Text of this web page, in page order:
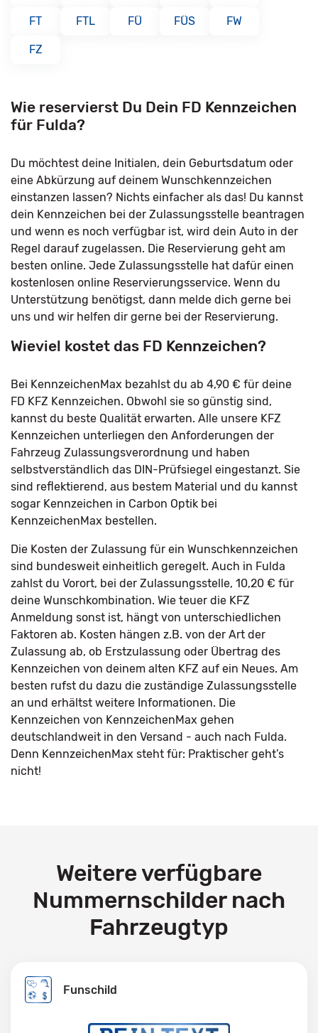
FT FTL FÜ FÜS FW
FZ
Wie reservierst Du Dein FD Kennzeichen
für Fulda?
Du möchtest deine Initialen, dein Geburtsdatum oder
eine Abkürzung auf deinem Wunschkennzeichen
einstanzen lassen? Nichts einfacher als das! Du kannst
dein Kennzeichen bei der Zulassungsstelle beantragen
und wenn es noch verfügbar ist, wird dein Auto in der
Regel darauf zugelassen. Die Reservierung geht am
besten online. Jede Zulassungsstelle hat dafür einen
kostenlosen online Reservierungsservice. Wenn du
Unterstützung benötigst, dann melde dich gerne bei
uns und wir helfen dir gerne bei der Reservierung.
Wieviel kostet das FD Kennzeichen?
Bei KennzeichenMax bezahlst du ab 4,90 € für deine
FD KFZ Kennzeichen. Obwohl sie so günstig sind,
kannst du beste Qualität erwarten. Alle unsere KFZ
Kennzeichen unterliegen den Anforderungen der
Fahrzeug Zulassungsverordnung und haben
selbstverständlich das DIN-Prüfsiegel eingestanzt. Sie
sind reflektierend, aus bestem Material und du kannst
sogar Kennzeichen in Carbon Optik bei
KennzeichenMax bestellen.
Die Kosten der Zulassung für ein Wunschkennzeichen
sind bundesweit einheitlich geregelt. Auch in Fulda
zahlst du Vorort, bei der Zulassungsstelle, 10,20 € für
deine Wunschkombination. Wie teuer die KFZ
Anmeldung sonst ist, hängt von unterschiedlichen
Faktoren ab. Kosten hängen z.B. von der Art der
Zulassung ab, ob Erstzulassung oder Übertrag des
Kennzeichen von deinem alten KFZ auf ein Neues. Am
besten rufst du dazu die zuständige Zulassungsstelle
an und erhältst weitere Informationen. Die
Kennzeichen von KennzeichenMax gehen
deutschlandweit in den Versand - auch nach Fulda.
Denn KennzeichenMax steht für: Praktischer geht’s
nicht!
Weitere verfügbare
Nummernschilder nach
Fahrzeugtyp
Funschild